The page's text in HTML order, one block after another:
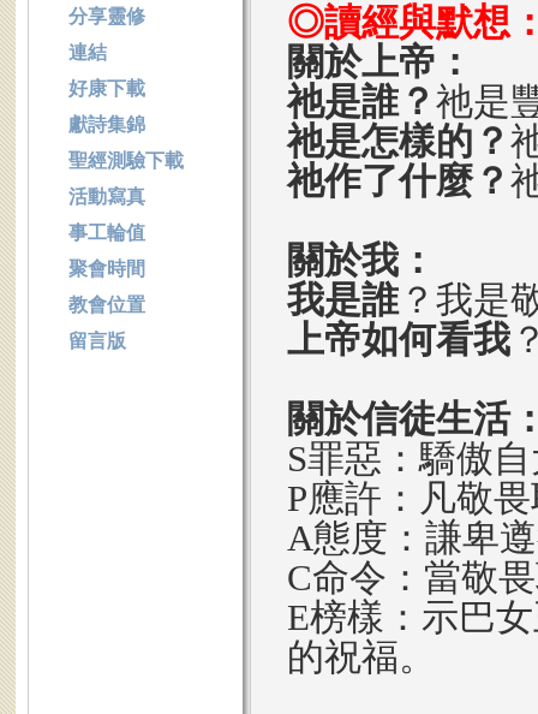
◎讀經與默想
關於上帝：
祂是誰？ 祂是
祂是怎樣的？
祂作了什麼？
關於我：
我是誰？我是
上帝如何看我
關於信徒生活
S罪惡：驕傲
P應許：凡敬
A態度：謙卑
C命令：當敬
E榜樣：示巴
的祝福。
分享靈修
連結
好康下載
獻詩集錦
聖經測驗下載
活動寫真
事工輪值
聚會時間
教會位置
留言版